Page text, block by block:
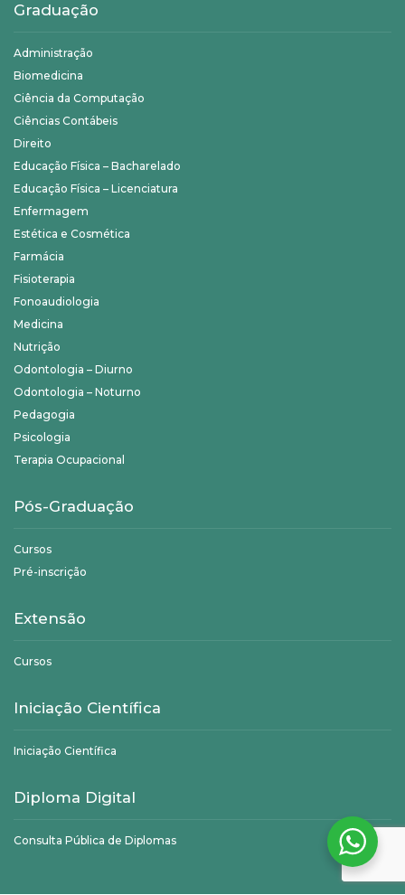
Graduação
Administração
Biomedicina
Ciência da Computação
Ciências Contábeis
Direito
Educação Física – Bacharelado
Educação Física – Licenciatura
Enfermagem
Estética e Cosmética
Farmácia
Fisioterapia
Fonoaudiologia
Medicina
Nutrição
Odontologia – Diurno
Odontologia – Noturno
Pedagogia
Psicologia
Terapia Ocupacional
Pós-Graduação
Cursos
Pré-inscrição
Extensão
Cursos
Iniciação Científica
Iniciação Científica
Diploma Digital
Consulta Pública de Diplomas